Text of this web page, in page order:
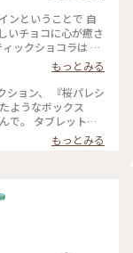
いチョコに心が癒さ
チョコや 京都産の
で
ント用でも どちら
もっとみる
ション、 『桜パレシ
トも
くような和を感じ
、 一枚ずつ違う
#お取り寄せ #手み
もっとみる